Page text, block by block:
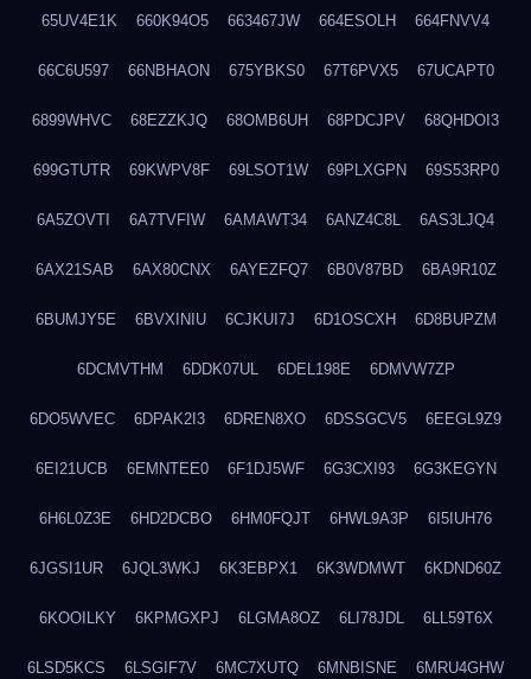
65UV4E1K 660K94O5 663467JW 664ESOLH 664FNVV4
66C6U597 66NBHAON 675YBKS0 67T6PVX5 67UCAPT0
6899WHVC 68EZZKJQ 68OMB6UH 68PDCJPV 68QHDOI3
699GTUTR 69KWPV8F 69LSOT1W 69PLXGPN 69S53RP0
6A5ZOVTI 6A7TVFIW 6AMAWT34 6ANZ4C8L 6AS3LJQ4
6AX21SAB 6AX80CNX 6AYEZFQ7 6B0V87BD 6BA9R10Z
6BUMJY5E 6BVXINIU 6CJKUI7J 6D1OSCXH 6D8BUPZM
6DCMVTHM 6DDK07UL 6DEL198E 6DMVW7ZP
6DO5WVEC 6DPAK2I3 6DREN8XO 6DSSGCV5 6EEGL9Z9
6EI21UCB 6EMNTEE0 6F1DJ5WF 6G3CXI93 6G3KEGYN
6H6L0Z3E 6HD2DCBO 6HM0FQJT 6HWL9A3P 6I5IUH76
6JGSI1UR 6JQL3WKJ 6K3EBPX1 6K3WDMWT 6KDND60Z
6KOOILKY 6KPMGXPJ 6LGMA8OZ 6LI78JDL 6LL59T6X
6LSD5KCS 6LSGIF7V 6MC7XUTQ 6MNBISNE 6MRU4GHW